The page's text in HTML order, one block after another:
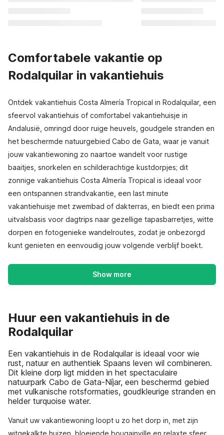
Comfortabele vakantie op
Rodalquilar in vakantiehuis
Ontdek vakantiehuis Costa Almería Tropical in Rodalquilar, een
sfeervol vakantiehuis of comfortabel vakantiehuisje in
Andalusië, omringd door ruige heuvels, goudgele stranden en
het beschermde natuurgebied Cabo de Gata, waar je vanuit
jouw vakantiewoning zo naartoe wandelt voor rustige
baaitjes, snorkelen en schilderachtige kustdorpjes; dit
zonnige vakantiehuis Costa Almería Tropical is ideaal voor
een ontspannen strandvakantie, een last minute
vakantiehuisje met zwembad of dakterras, en biedt een prima
uitvalsbasis voor dagtrips naar gezellige tapasbarretjes, witte
dorpen en fotogenieke wandelroutes, zodat je onbezorgd
kunt genieten en eenvoudig jouw volgende verblijf boekt.
Show more
Huur een vakantiehuis in de
Rodalquilar
Een vakantiehuis in de Rodalquilar is ideaal voor wie
rust, natuur en authentiek Spaans leven wil combineren.
Dit kleine dorp ligt midden in het spectaculaire
natuurpark Cabo de Gata-Níjar, een beschermd gebied
met vulkanische rotsformaties, goudkleurige stranden en
helder turquoise water.
Vanuit uw vakantiewoning loopt u zo het dorp in, met zijn
witgekalkte huizen, bloeiende bougainville en relaxte sfeer.